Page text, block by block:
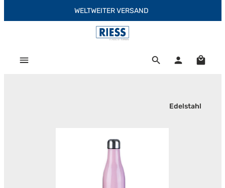
Zum Hauptinhalt springenWELTWEITER VERSAND
Edelstahl